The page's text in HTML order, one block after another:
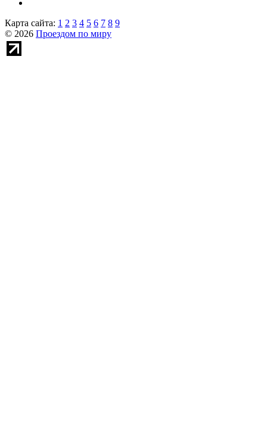
Карта сайта: 1 2 3 4 5 6 7 8 9
© 2026 Проездом по миру